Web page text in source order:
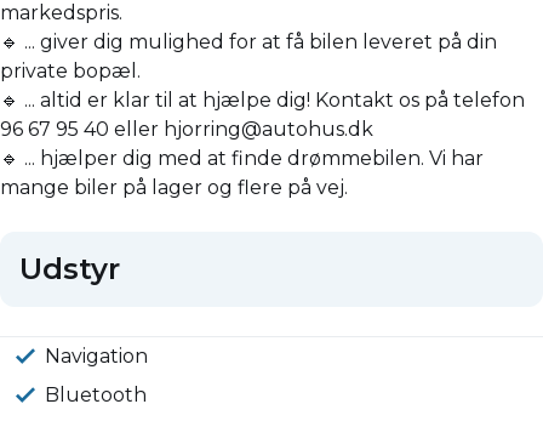
markedspris.
🔹 ... giver dig mulighed for at få bilen leveret på din
private bopæl.
🔹 ... altid er klar til at hjælpe dig! Kontakt os på telefon
96 67 95 40 eller hjorring@autohus.dk
🔹 ... hjælper dig med at finde drømmebilen. Vi har
mange biler på lager og flere på vej.
Udstyr
Navigation
Bluetooth